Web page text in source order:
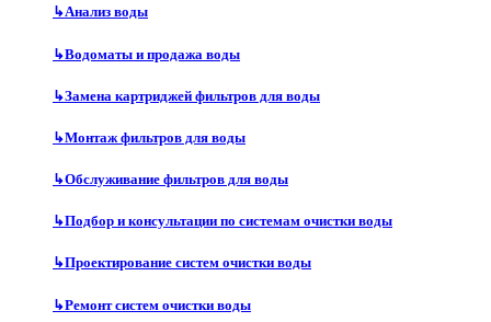
↳Анализ воды
↳Водоматы и продажа воды
↳Замена картриджей фильтров для воды
↳Монтаж фильтров для воды
↳Обслуживание фильтров для воды
↳Подбор и консультации по системам очистки воды
↳Проектирование систем очистки воды
↳Ремонт систем очистки воды